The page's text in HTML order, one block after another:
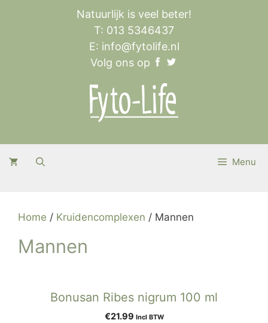
Natuurlijk is veel beter!
T: 013 5346437
E: info@fytolife.nl
Volg ons op
Menu
Home / Kruidencomplexen / Mannen
Mannen
Bonusan Ribes nigrum 100 ml
€21.99 Incl BTW